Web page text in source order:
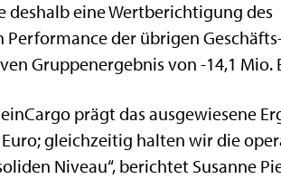
deshalb eine Wertberichtigung des
der übrigen
Gruppenergebnis von -14,1 Mio.
prägt das ausgewiesene
gleichzeitig halten wir die
Niveau“, berichtet Susanne